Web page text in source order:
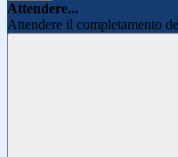
Attendere...
Attendere il completamento